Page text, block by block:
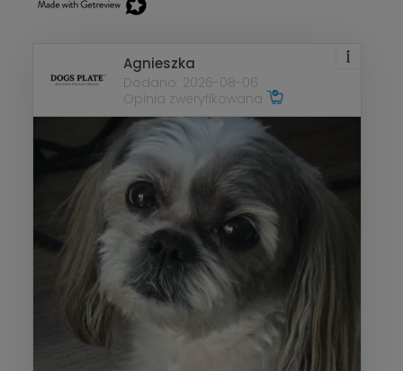
Agnieszka
Dodano: 2026-08-06
Opinia zweryfikowana